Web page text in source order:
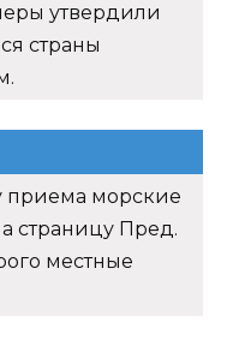
утвердили
страны
приема морские
страницу Пред.
местные